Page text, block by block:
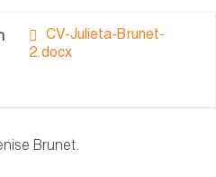
CV-Julieta-Brunet-
2.docx
Brunet.